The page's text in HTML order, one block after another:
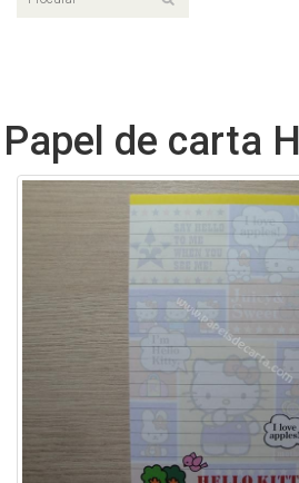
Papel de carta